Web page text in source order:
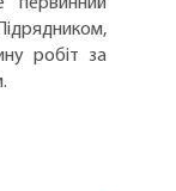
робіт за